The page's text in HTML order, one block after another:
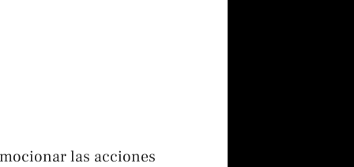
las acciones